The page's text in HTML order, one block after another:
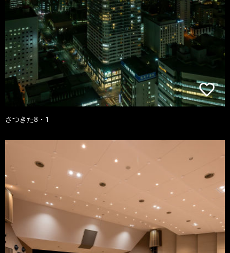
さつきた8・1